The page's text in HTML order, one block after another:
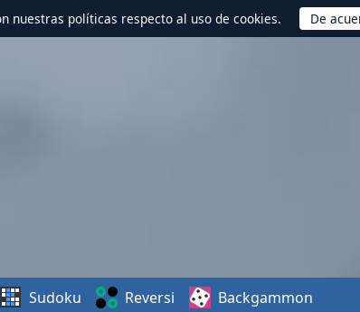
nuestras políticas respecto al uso de cookies.
Sudoku Reversi Backgammon